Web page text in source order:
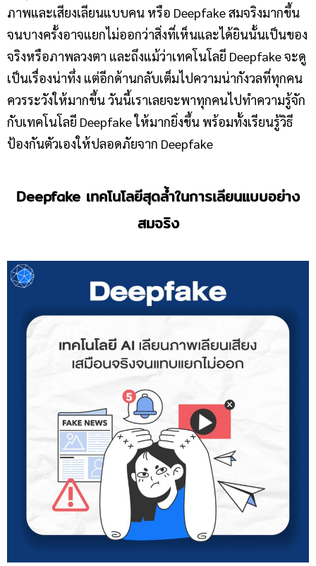
ภาพและเสียงเลียนแบบคน หรือ Deepfake สมจริงมากขึ้น
จนบางครั้งอาจแยกไม่ออกว่าสิ่งที่เห็นและได้ยินนั้นเป็นของ
จริงหรือภาพลวงตา และถึงแม้ว่าเทคโนโลยี Deepfake จะดู
เป็นเรื่องน่าทึ่ง แต่อีกด้านกลับเต็มไปความน่ากังวลที่ทุกคน
ควรระวังให้มากขึ้น วันนี้เราเลยจะพาทุกคนไปทำความรู้จัก
กับเทคโนโลยี Deepfake ให้มากยิ่งขึ้น พร้อมทั้งเรียนรู้วิธี
ป้องกันตัวเองให้ปลอดภัยจาก Deepfake
Deepfake เทคโนโลยีสุดล้ำในการเลียนแบบอย่าง
สมจริง